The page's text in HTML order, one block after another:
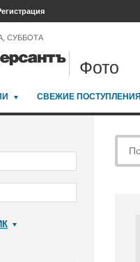
СУББОТА
Фото
СВЕЖИЕ ПОСТУПЛЕНИЯ